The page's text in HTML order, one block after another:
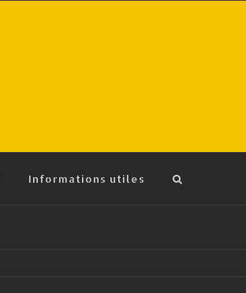
Informations utiles